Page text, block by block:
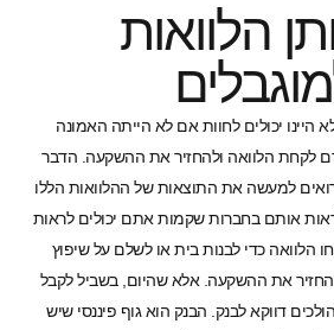
הלוואות
היינו יכולים לחוות אם לא הייתה האמונה
לקחת הלוואה ולהחזיר את ההשקעה. הדבר
למעשה את התוצאות של ההלוואות הללו
אותם בחברות שקמות אתם יכולים לראות
הלוואה כדי לבנות בית או לשלם על שיפוץ
את ההשקעה. אלא שהיום, בשביל לקבל
דווקא לבנק. הבנק הוא גוף פיננסי שיש